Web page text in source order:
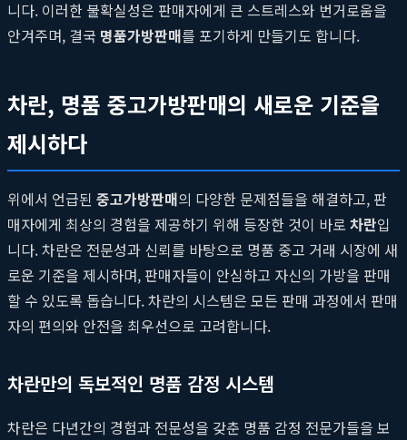
니다. 이러한 불확실성은 판매자에게 큰 스트레스와 번거로움을
안겨주며, 결국 명품가방판매를 포기하게 만들기도 합니다.
차란, 명품 중고가방판매의 새로운 기준을
제시하다
위에서 언급된 중고가방판매의 다양한 문제점들을 해결하고, 판
매자에게 최상의 경험을 제공하기 위해 등장한 것이 바로 차란입
니다. 차란은 전문성과 신뢰를 바탕으로 명품 중고 거래 시장에 새
로운 기준을 제시하며, 판매자들이 안심하고 자신의 가방을 판매
할 수 있도록 돕습니다. 차란의 시스템은 모든 판매 과정에서 판매
자의 편의와 안전을 최우선으로 고려합니다.
차란만의 독보적인 명품 감정 시스템
차란은 다년간의 경험과 전문성을 갖춘 명품 감정 전문가들을 보